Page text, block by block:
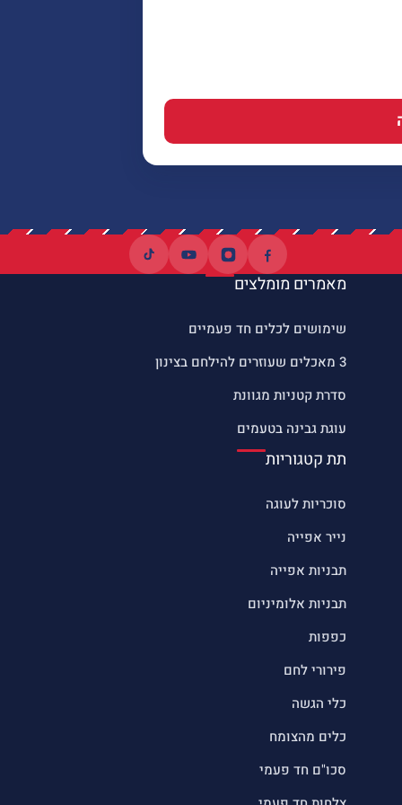
מאמרים מומלצים
שימושים לכלים חד פעמיים
3 מאכלים שעוזרים להילחם בצינון
סדרת קטניות מגוונת
עוגת גבינה בטעמים
תת קטגוריות
סוכריות לעוגה
נייר אפייה
תבניות אפייה
תבניות אלומיניום
כפפות
פירורי לחם
כלי הגשה
כלים מהצומח
סכו"ם חד פעמי